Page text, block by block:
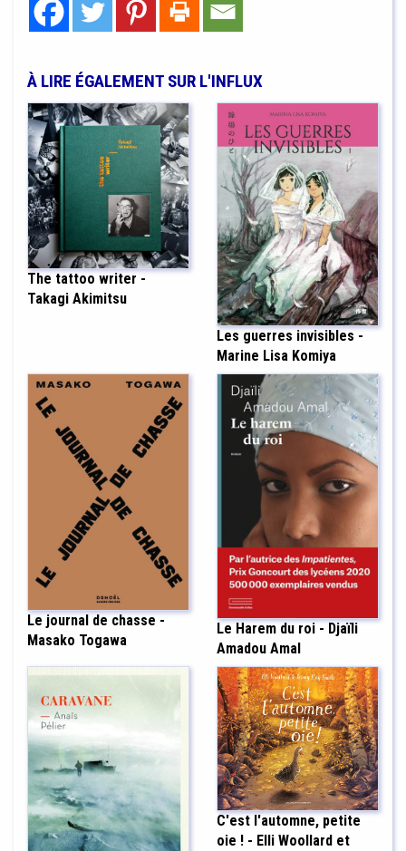
À LIRE ÉGALEMENT SUR L'INFLUX
The tattoo writer -
Takagi Akimitsu
Les guerres invisibles -
Marine Lisa Komiya
Le journal de chasse -
Masako Togawa
Le Harem du roi - Djaïli
Amadou Amal
C'est l'automne, petite
oie ! - Elli Woollard et